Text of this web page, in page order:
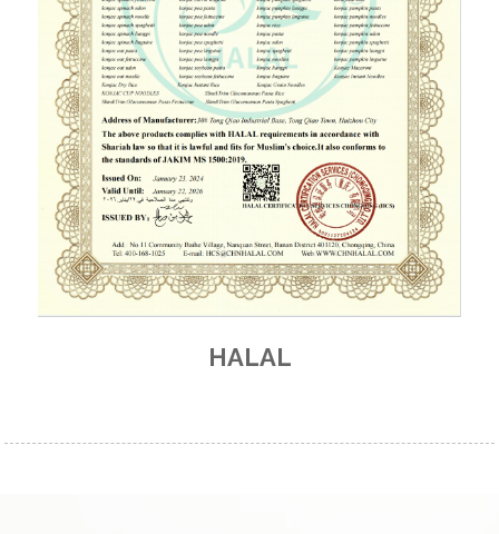
HALAL